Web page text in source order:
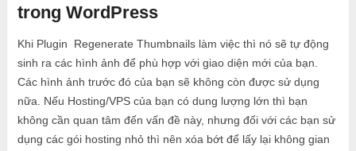
trong WordPress
Khi Plugin Regenerate Thumbnails làm việc thì nó sẽ tự động
sinh ra các hình ảnh để phù hợp với giao diện mới của bạn.
Các hình ảnh trước đó của bạn sẽ không còn được sử dụng
nữa. Nếu Hosting/VPS của bạn có dung lượng lớn thì bạn
không cần quan tâm đến vấn đề này, nhưng đối với các bạn sử
dụng các gói hosting nhỏ thì nên xóa bớt để lấy lại không gian